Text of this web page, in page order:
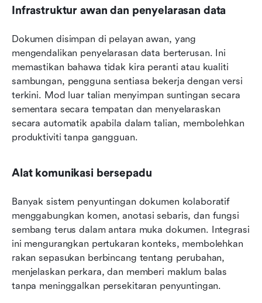
Infrastruktur awan dan penyelarasan data
Dokumen disimpan di pelayan awan, yang
mengendalikan penyelarasan data berterusan. Ini
memastikan bahawa tidak kira peranti atau kualiti
sambungan, pengguna sentiasa bekerja dengan versi
terkini. Mod luar talian menyimpan suntingan secara
sementara secara tempatan dan menyelaraskan
secara automatik apabila dalam talian, membolehkan
produktiviti tanpa gangguan.
Alat komunikasi bersepadu
Banyak sistem penyuntingan dokumen kolaboratif
menggabungkan komen, anotasi sebaris, dan fungsi
sembang terus dalam antara muka dokumen. Integrasi
ini mengurangkan pertukaran konteks, membolehkan
rakan sepasukan berbincang tentang perubahan,
menjelaskan perkara, dan memberi maklum balas
tanpa meninggalkan persekitaran penyuntingan.